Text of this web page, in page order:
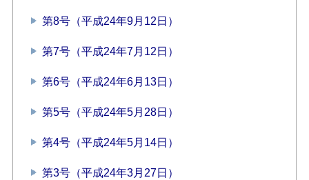
第8号（平成24年9月12日）
第7号（平成24年7月12日）
第6号（平成24年6月13日）
第5号（平成24年5月28日）
第4号（平成24年5月14日）
第3号（平成24年3月27日）